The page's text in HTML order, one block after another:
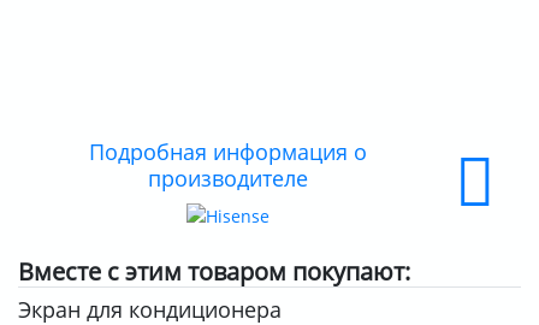
Подробная информация о
производителе
Вместе с этим товаром покупают:
Экран для кондиционера